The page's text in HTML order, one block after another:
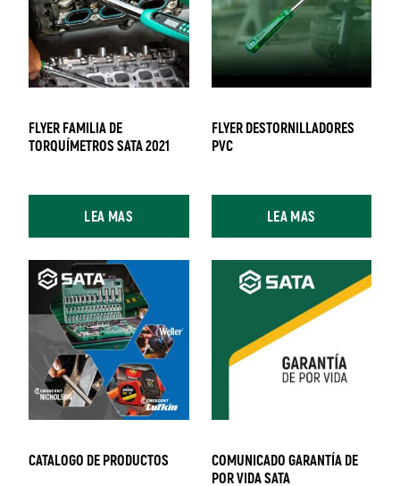
FLYER FAMILIA DE
TORQUÍMETROS SATA 2021
LEA MAS
FLYER DESTORNILLADORES
PVC
LEA MAS
CATALOGO DE PRODUCTOS
COMUNICADO GARANTÍA DE
POR VIDA SATA